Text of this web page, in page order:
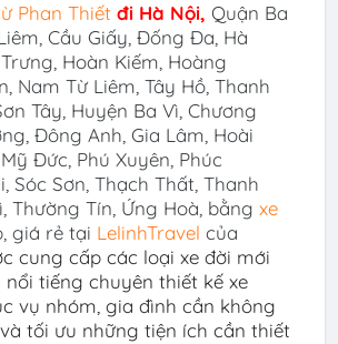
Phan Thiết đi Hà Nội, Quận Ba
Cầu Giấy, Đống Đa, Hà
Hoàn Kiếm, Hoàng
Nam Từ Liêm, Tây Hồ, Thanh
Tây, Huyện Ba Vì, Chương
Đông Anh, Gia Lâm, Hoài
Đức, Phú Xuyên, Phúc
Sóc Sơn, Thạch Thất, Thanh
Thường Tín, Ứng Hoà bằng xe
giá rẻ tại LelinhTravel của
cung cấp các loại xe đời mới
tiếng chuyên thiết kế xe
vụ nhóm, gia đình cần không
tối ưu những tiện ích cần thiết